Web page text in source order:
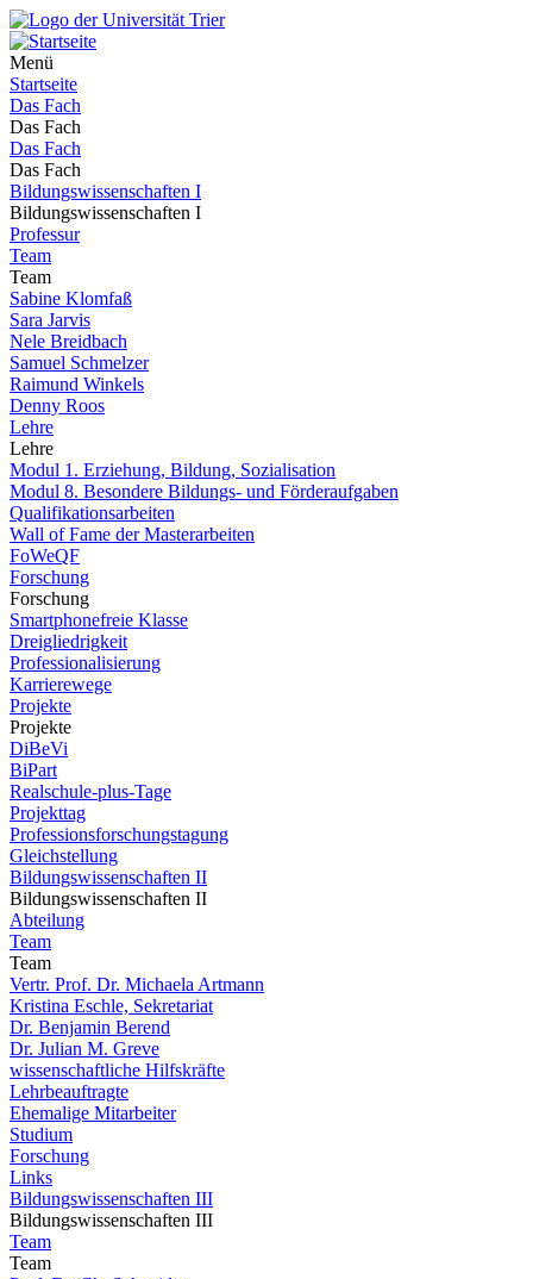
Menü
Startseite
Das Fach
Das Fach
Das Fach
Das Fach
Bildungswissenschaften I
Bildungswissenschaften I
Professur
Team
Team
Sabine Klomfaß
Sara Jarvis
Nele Breidbach
Samuel Schmelzer
Raimund Winkels
Denny Roos
Lehre
Lehre
Modul 1. Erziehung, Bildung, Sozialisation
Modul 8. Besondere Bildungs- und Förderaufgaben
Qualifikationsarbeiten
Wall of Fame der Masterarbeiten
FoWeQF
Forschung
Forschung
Smartphonefreie Klasse
Dreigliedrigkeit
Professionalisierung
Karrierewege
Projekte
Projekte
DiBeVi
BiPart
Realschule-plus-Tage
Projekttag
Professionsforschungstagung
Gleichstellung
Bildungswissenschaften II
Bildungswissenschaften II
Abteilung
Team
Team
Vertr. Prof. Dr. Michaela Artmann
Kristina Eschle, Sekretariat
Dr. Benjamin Berend
Dr. Julian M. Greve
wissenschaftliche Hilfskräfte
Lehrbeauftragte
Ehemalige Mitarbeiter
Studium
Forschung
Links
Bildungswissenschaften III
Bildungswissenschaften III
Team
Team